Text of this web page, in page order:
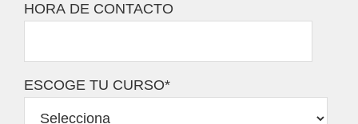
HORA DE CONTACTO
ESCOGE TU CURSO*